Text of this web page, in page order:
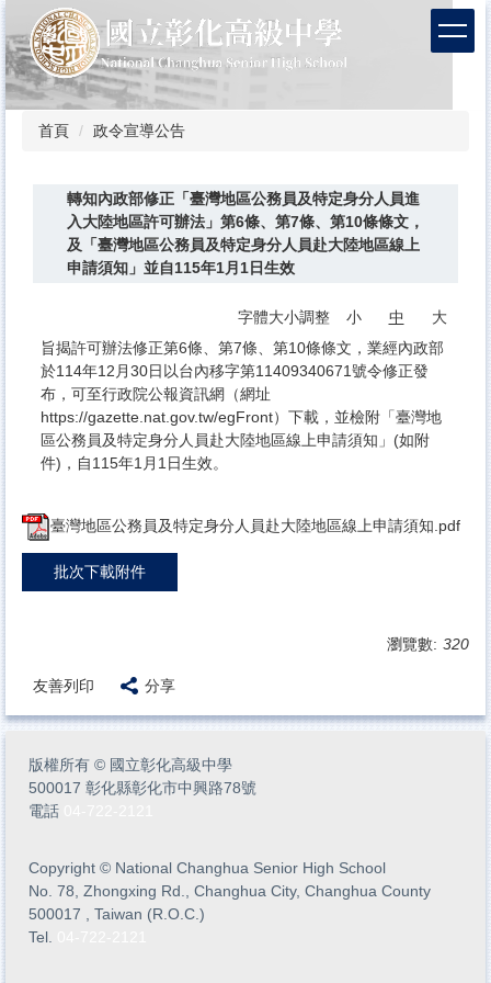
到
主
要
內
首頁 政令宣導公告
轉知內政部修正「臺灣地區公務員及特定身分人員進
入大陸地區許可辦法」第6條、第7條、第10條條文，
及「臺灣地區公務員及特定身分人員赴大陸地區線上
申請須知」並自115年1月1日生效
字體大小調整 小 中
大
旨揭許可辦法修正第6條、第7條、第10條條文，業經內政部
於114年12月30日以台內移字第11409340671號令修正發
布，可至行政院公報資訊網（網址
https://gazette.nat.gov.tw/egFront）下載，並檢附「臺灣地
區公務員及特定身分人員赴大陸地區線上申請須知」(如附
件)，自115年1月1日生效。
臺灣地區公務員及特定身分人員赴大陸地區線上申請須知.pdf
批次下載附件
瀏覽數: 320
友善列印 分享
版權所有 © 國立彰化高級中學
500017 彰化縣彰化市中興路78號
電話
Copyright © National Changhua Senior High School
No. 78, Zhongxing Rd., Changhua City, Changhua County
500017 , Taiwan (R.O.C.)
Tel.